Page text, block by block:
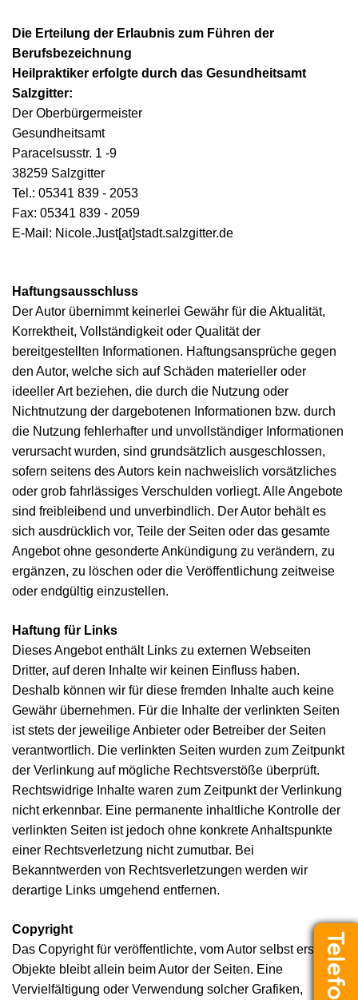
Die Erteilung der Erlaubnis zum Führen der
Berufsbezeichnung
Heilpraktiker erfolgte durch das Gesundheitsamt
Salzgitter:
Der Oberbürgermeister
Gesundheitsamt
Paracelsusstr. 1 -9
38259 Salzgitter
Tel.: 05341 839 - 2053
Fax: 05341 839 - 2059
E-Mail: Nicole.Just[at]stadt.salzgitter.de
Haftungsausschluss
Der Autor übernimmt keinerlei Gewähr für die Aktualität,
Korrektheit, Vollständigkeit oder Qualität der
bereitgestellten Informationen. Haftungsansprüche gegen
den Autor, welche sich auf Schäden materieller oder
ideeller Art beziehen, die durch die Nutzung oder
Nichtnutzung der dargebotenen Informationen bzw. durch
die Nutzung fehlerhafter und unvollständiger Informationen
verursacht wurden, sind grundsätzlich ausgeschlossen,
sofern seitens des Autors kein nachweislich vorsätzliches
oder grob fahrlässiges Verschulden vorliegt. Alle Angebote
sind freibleibend und unverbindlich. Der Autor behält es
sich ausdrücklich vor, Teile der Seiten oder das gesamte
Angebot ohne gesonderte Ankündigung zu verändern, zu
ergänzen, zu löschen oder die Veröffentlichung zeitweise
oder endgültig einzustellen.
Haftung für Links
Dieses Angebot enthält Links zu externen Webseiten
Dritter, auf deren Inhalte wir keinen Einfluss haben.
Deshalb können wir für diese fremden Inhalte auch keine
Gewähr übernehmen. Für die Inhalte der verlinkten Seiten
ist stets der jeweilige Anbieter oder Betreiber der Seiten
verantwortlich. Die verlinkten Seiten wurden zum Zeitpunkt
der Verlinkung auf mögliche Rechtsverstöße überprüft.
Rechtswidrige Inhalte waren zum Zeitpunkt der Verlinkung
nicht erkennbar. Eine permanente inhaltliche Kontrolle der
verlinkten Seiten ist jedoch ohne konkrete Anhaltspunkte
einer Rechtsverletzung nicht zumutbar. Bei
Bekanntwerden von Rechtsverletzungen werden wir
derartige Links umgehend entfernen.
Copyright
Das Copyright für veröffentlichte, vom Autor selbst erstellte
Objekte bleibt allein beim Autor der Seiten. Eine
Vervielfältigung oder Verwendung solcher Grafiken,
Telefon